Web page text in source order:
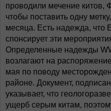
проводили мечение китов,
чтобы поставить одну
месяца. Есть надежда, что
спонсирует эти
Определенные надежды
возлагают на
мая по поводу
районе. Документ,
указывает, что
ущерб серым китам,